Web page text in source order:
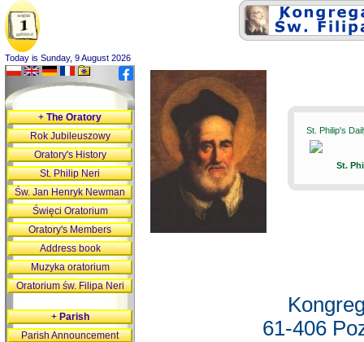
Today is Sunday, 9 August 2026
St. Philip's
St.
61-406
+The Oratory
Rok Jubileuszowy
Oratory's History
St. Philip Neri
Św. Jan Henryk Newman
Święci Oratorium
Oratory's Members
Address book
Muzyka oratorium
Oratorium św. Filipa Neri
+Parish
Parish Announcement